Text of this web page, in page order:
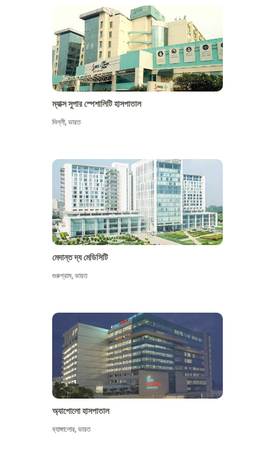
ম্যাক্স সুপার স্পেশালিটি হাসপাতাল
দিল্লী,ভারত
মেদান্ত দ্য মেডিসিটি
গুরুগ্রাম,ভারত
অ্যাপোলো হাসপাতাল
ব্যাঙ্গালোর,ভারত